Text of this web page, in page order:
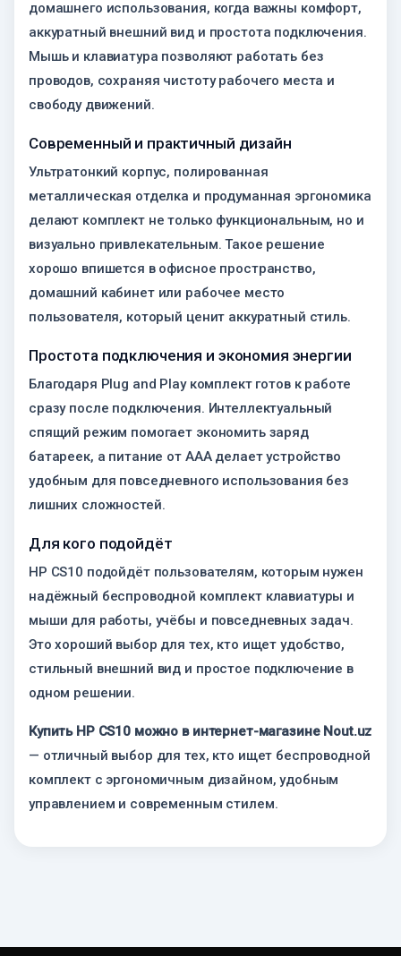
домашнего использования, когда важны комфорт,
аккуратный внешний вид и простота подключения.
Мышь и клавиатура позволяют работать без
проводов, сохраняя чистоту рабочего места и
свободу движений.
Современный и практичный дизайн
Ультратонкий корпус, полированная
металлическая отделка и продуманная эргономика
делают комплект не только функциональным, но и
визуально привлекательным. Такое решение
хорошо впишется в офисное пространство,
домашний кабинет или рабочее место
пользователя, который ценит аккуратный стиль.
Простота подключения и экономия энергии
Благодаря Plug and Play комплект готов к работе
сразу после подключения. Интеллектуальный
спящий режим помогает экономить заряд
батареек, а питание от AAA делает устройство
удобным для повседневного использования без
лишних сложностей.
Для кого подойдёт
HP CS10 подойдёт пользователям, которым нужен
надёжный беспроводной комплект клавиатуры и
мыши для работы, учёбы и повседневных задач.
Это хороший выбор для тех, кто ищет удобство,
стильный внешний вид и простое подключение в
одном решении.
Купить HP CS10 можно в интернет-магазине Nout.uz
— отличный выбор для тех, кто ищет беспроводной
комплект с эргономичным дизайном, удобным
управлением и современным стилем.